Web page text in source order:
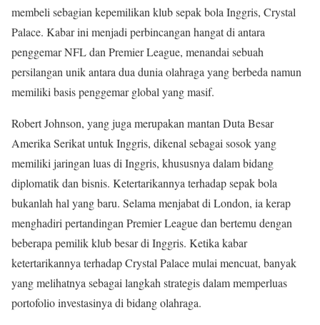
membeli sebagian kepemilikan klub sepak bola Inggris, Crystal
Palace. Kabar ini menjadi perbincangan hangat di antara
penggemar NFL dan Premier League, menandai sebuah
persilangan unik antara dua dunia olahraga yang berbeda namun
memiliki basis penggemar global yang masif.
Robert Johnson, yang juga merupakan mantan Duta Besar
Amerika Serikat untuk Inggris, dikenal sebagai sosok yang
memiliki jaringan luas di Inggris, khususnya dalam bidang
diplomatik dan bisnis. Ketertarikannya terhadap sepak bola
bukanlah hal yang baru. Selama menjabat di London, ia kerap
menghadiri pertandingan Premier League dan bertemu dengan
beberapa pemilik klub besar di Inggris. Ketika kabar
ketertarikannya terhadap Crystal Palace mulai mencuat, banyak
yang melihatnya sebagai langkah strategis dalam memperluas
portofolio investasinya di bidang olahraga.